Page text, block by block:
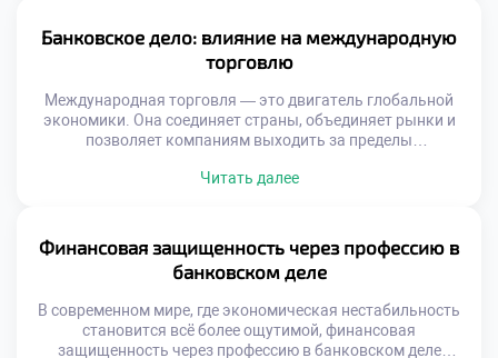
строится уверенность в завтрашнем дне, реализуются
масштабные проекты и достигаются […]
Банковское дело: влияние на международную
торговлю
Международная торговля — это двигатель глобальной
экономики. Она соединяет страны, объединяет рынки и
позволяет компаниям выходить за пределы
ключевую роль играет банковское дело. Банковское дело
эффективной банковской системы международные
сделки были бы рискованными, медленными и
непредсказуемыми. Современные торговые потоки […]
Читать далее
Финансовая защищенность через профессию в
банковском деле
В современном мире, где экономическая нестабильность
становится всё более ощутимой, финансовая
защищенность через профессию в банковском деле